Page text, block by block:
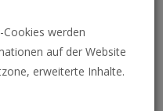
werden
auf der Website
erweiterte Inhalte.